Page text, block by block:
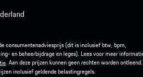
consumentenadviesprijs (dit is inclusief btw, bpm,
en beheerbijdrage en leges). Lees voor meer
. Aan deze prijzen kunnen geen rechten worden
inclusief geldende belastingregels.